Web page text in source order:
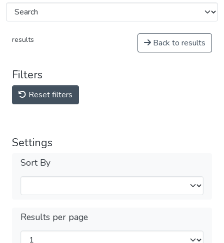
results Back to results
Filters
Reset filters
Settings
Sort By
Results per page